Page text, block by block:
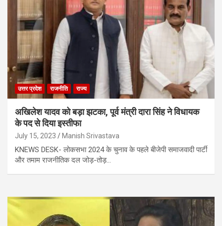
उत्तर प्रदेश राजनीति राज्य
अखिलेश यादव को बड़ा झटका, पूर्व मंत्री दारा सिंह ने विधायक
के पद से दिया इस्तीफा
July 15, 2023 Manish Srivastava
KNEWS DESK- लोकसभा 2024 के चुनाव के पहले बीजेपी समाजवादी पार्टी
और तमाम राजनीतिक दल जोड़-तोड़…